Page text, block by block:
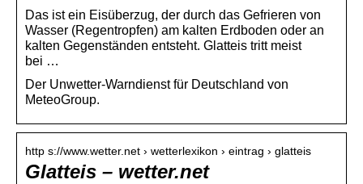
Das ist ein Eisüberzug, der durch das Gefrieren von
Wasser (Regentropfen) am kalten Erdboden oder an
kalten Gegenständen entsteht. Glatteis tritt meist
bei …
Der Unwetter-Warndienst für Deutschland von
MeteoGroup.
http s://www.wetter.net › wetterlexikon › eintrag › glatteis
Glatteis – wetter.net